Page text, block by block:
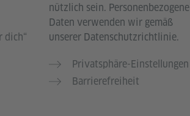
dich“
nützlich sein. Personenbezogene
Daten verwenden wir gemäß
unserer Datenschutzrichtlinie.
Privatsphäre-Einstellungen
Barrierefreiheit